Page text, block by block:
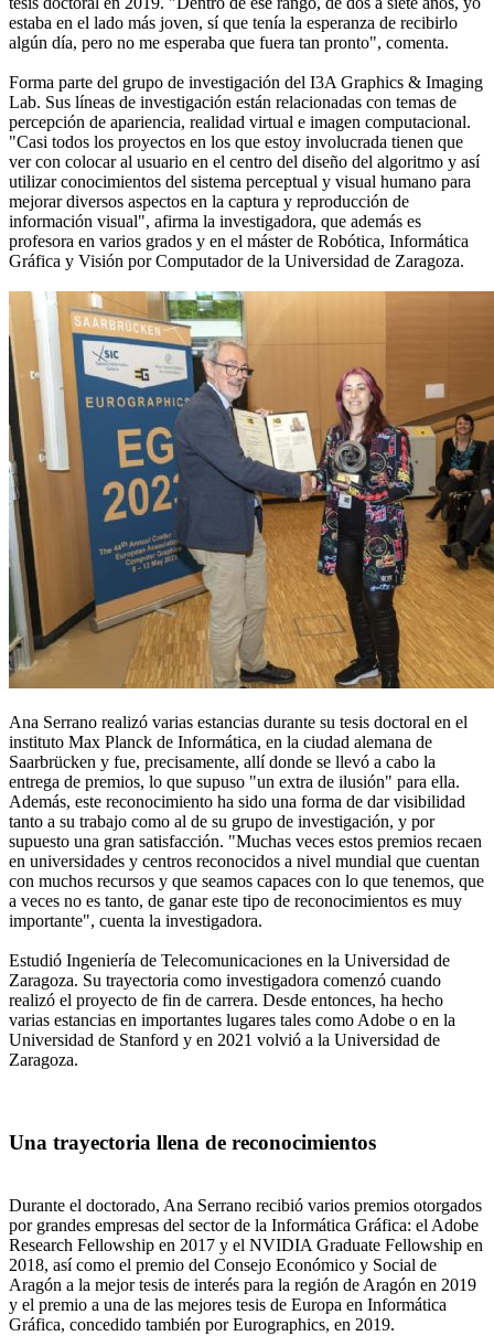
estaba en el lado más joven, sí que tenía la esperanza de recibirlo
algún día, pero no me esperaba que fuera tan pronto", comenta.
Forma parte del grupo de investigación del I3A Graphics & Imaging
Lab. Sus líneas de investigación están relacionadas con temas de
percepción de apariencia, realidad virtual e imagen computacional.
"Casi todos los proyectos en los que estoy involucrada tienen que
ver con colocar al usuario en el centro del diseño del algoritmo y así
utilizar conocimientos del sistema perceptual y visual humano para
mejorar diversos aspectos en la captura y reproducción de
información visual", afirma la investigadora, que además es
profesora en varios grados y en el máster de Robótica, Informática
Gráfica y Visión por Computador de la Universidad de Zaragoza.
Ana Serrano realizó varias estancias durante su tesis doctoral en el
instituto Max Planck de Informática, en la ciudad alemana de
Saarbrücken y fue, precisamente, allí donde se llevó a cabo la
entrega de premios, lo que supuso "un extra de ilusión" para ella.
Además, este reconocimiento ha sido una forma de dar visibilidad
tanto a su trabajo como al de su grupo de investigación, y por
supuesto una gran satisfacción. "Muchas veces estos premios recaen
en universidades y centros reconocidos a nivel mundial que cuentan
con muchos recursos y que seamos capaces con lo que tenemos, que
a veces no es tanto, de ganar este tipo de reconocimientos es muy
importante", cuenta la investigadora.
Estudió Ingeniería de Telecomunicaciones en la Universidad de
Zaragoza. Su trayectoria como investigadora comenzó cuando
realizó el proyecto de fin de carrera. Desde entonces, ha hecho
varias estancias en importantes lugares tales como Adobe o en la
Universidad de Stanford y en 2021 volvió a la Universidad de
Zaragoza.
Una trayectoria llena de reconocimientos
Durante el doctorado, Ana Serrano recibió varios premios otorgados
por grandes empresas del sector de la Informática Gráfica: el Adobe
Research Fellowship en 2017 y el NVIDIA Graduate Fellowship en
2018, así como el premio del Consejo Económico y Social de
Aragón a la mejor tesis de interés para la región de Aragón en 2019
y el premio a una de las mejores tesis de Europa en Informática
Gráfica, concedido también por Eurographics, en 2019.